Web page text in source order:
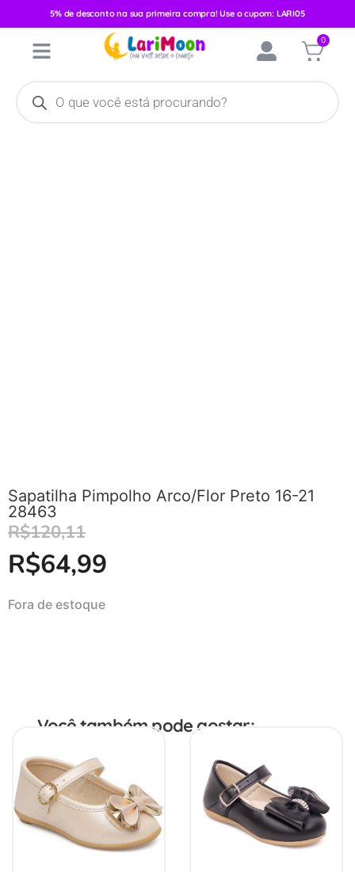
5% de desconto na sua primeira compra! Use o cupom: LARI05
0
Calçados Femininos/
/ Sapatilha
Pimpolho Arco/Flor Preto 16-21 28463
Sapatilha Pimpolho Arco/Flor Preto 16-21
28463
R$120,11
R$64,99
Fora de estoque
Você também pode gostar: